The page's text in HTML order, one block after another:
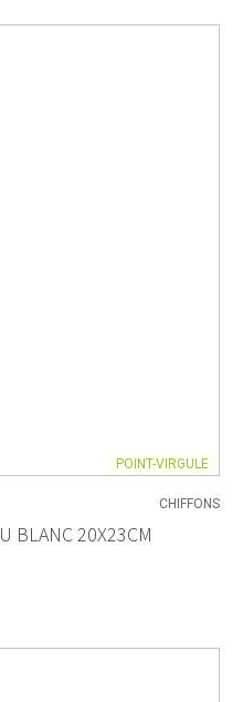
POINT-VIRGULE
CHIFFONS
BLANC 20X23CM